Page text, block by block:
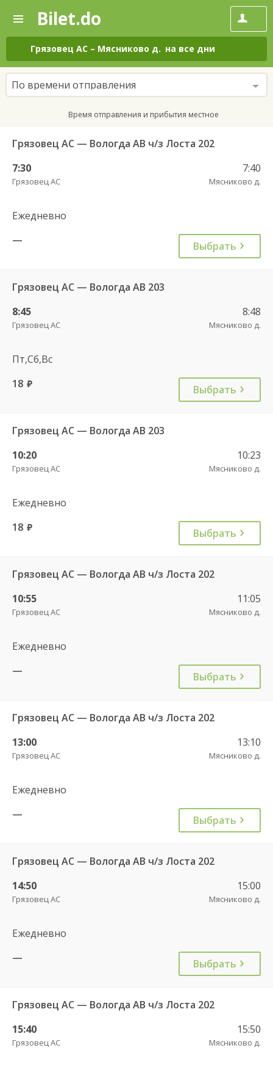
—
Поиск
и
покупка
билетов
на
автобус
онлайн
Bilet.do
Грязовец АС – Мясниково д. на все дни
По времени отправления
Время отправления и прибытия местное
Грязовец АС — Вологда АВ ч/з Лоста 202
7:30
Грязовец АС
7:40
Мясниково д.
Ежедневно
—
Выбрать
Грязовец АС — Вологда АВ 203
8:45
Грязовец АС
8:48
Мясниково д.
Пт,Сб,Вс
18 руб. Выбрать
Грязовец АС — Вологда АВ 203
10:20
Грязовец АС
10:23
Мясниково д.
Ежедневно
18 руб. Выбрать
Грязовец АС — Вологда АВ ч/з Лоста 202
10:55
Грязовец АС
11:05
Мясниково д.
Ежедневно
—
Выбрать
Грязовец АС — Вологда АВ ч/з Лоста 202
13:00
Грязовец АС
13:10
Мясниково д.
Ежедневно
—
Выбрать
Грязовец АС — Вологда АВ ч/з Лоста 202
14:50
Грязовец АС
15:00
Мясниково д.
Ежедневно
—
Выбрать
Грязовец АС — Вологда АВ ч/з Лоста 202
15:40
Грязовец АС
15:50
Мясниково д.